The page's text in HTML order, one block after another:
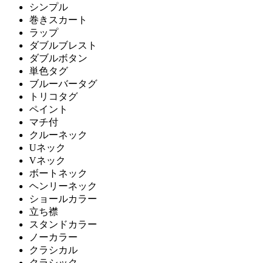
シンプル
巻きスカート
ラップ
ダブルブレスト
ダブルボタン
単色タグ
ブルーバータグ
トリコタグ
ペイント
マチ付
クルーネック
Uネック
Vネック
ボートネック
ヘンリーネック
ショールカラー
立ち襟
スタンドカラー
ノーカラー
クラシカル